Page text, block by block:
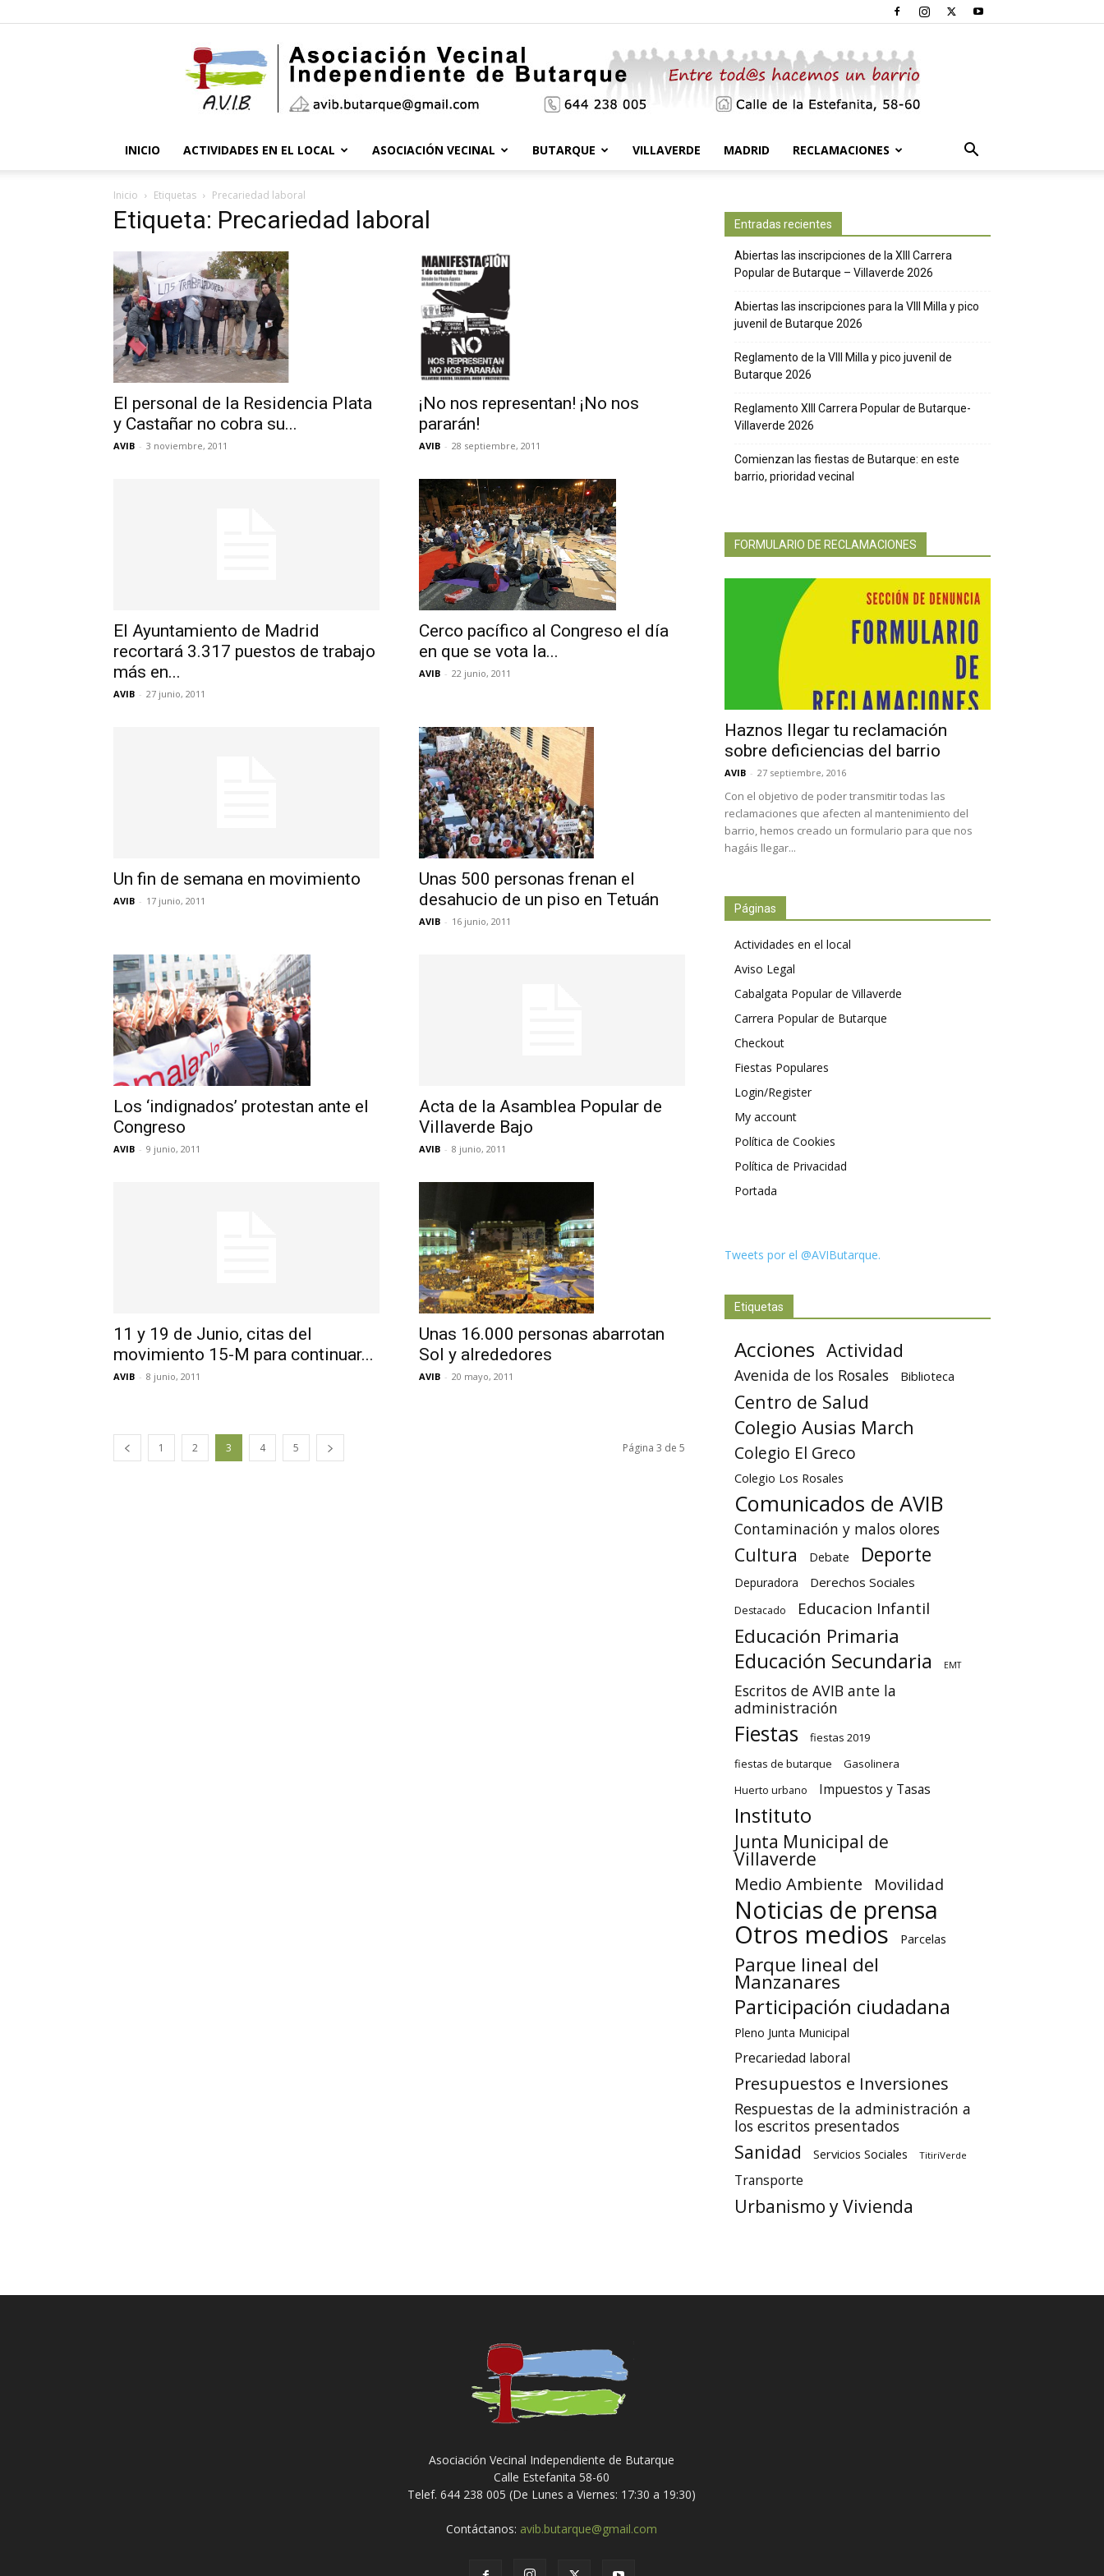
de
Butarque
INICIO ACTIVIDADES EN EL LOCAL ASOCIACIÓN VECINAL BUTARQUE VILLAVERDE MADRID RECLAMACIONES
Inicio Etiquetas Precariedad laboral
Etiqueta: Precariedad laboral
El personal de la Residencia Plata
y Castañar no cobra su...
AVIB - 3 noviembre, 2011
¡No nos representan! ¡No nos
pararán!
AVIB - 28 septiembre, 2011
El Ayuntamiento de Madrid
recortará 3.317 puestos de trabajo
más en...
AVIB - 27 junio, 2011
Cerco pacífico al Congreso el día
en que se vota la...
AVIB - 22 junio, 2011
Un fin de semana en movimiento
AVIB - 17 junio, 2011
Unas 500 personas frenan el
desahucio de un piso en Tetuán
AVIB - 16 junio, 2011
Los ‘indignados’ protestan ante el
Congreso
AVIB - 9 junio, 2011
Acta de la Asamblea Popular de
Villaverde Bajo
AVIB - 8 junio, 2011
11 y 19 de Junio, citas del
movimiento 15-M para continuar...
AVIB - 8 junio, 2011
Unas 16.000 personas abarrotan
Sol y alrededores
AVIB - 20 mayo, 2011
1 2 3 4 5 Página 3 de 5
Entradas recientes
Abiertas las inscripciones de la XIII Carrera
Popular de Butarque – Villaverde 2026
Abiertas las inscripciones para la VIII Milla y pico
juvenil de Butarque 2026
Reglamento de la VIII Milla y pico juvenil de
Butarque 2026
Reglamento XIII Carrera Popular de Butarque-
Villaverde 2026
Comienzan las fiestas de Butarque: en este
barrio, prioridad vecinal
FORMULARIO DE RECLAMACIONES
Haznos llegar tu reclamación
sobre deficiencias del barrio
AVIB - 27 septiembre, 2016
Con el objetivo de poder transmitir todas las
reclamaciones que afecten al mantenimiento del
barrio, hemos creado un formulario para que nos
hagáis llegar...
Páginas
Actividades en el local
Aviso Legal
Cabalgata Popular de Villaverde
Carrera Popular de Butarque
Checkout
Fiestas Populares
Login/Register
My account
Política de Cookies
Política de Privacidad
Portada
Tweets por el @AVIButarque.
Etiquetas
Acciones Actividad
Avenida de los Rosales Biblioteca
Centro de Salud
Colegio Ausias March
Colegio El Greco
Colegio Los Rosales
Comunicados de AVIB
Contaminación y malos olores
Cultura Debate Deporte
Depuradora Derechos Sociales
Destacado Educacion Infantil
Educación Primaria
Educación Secundaria EMT
Escritos de AVIB ante la
administración
Fiestas
fiestas 2019
fiestas de butarque
Gasolinera
Huerto urbano Impuestos y Tasas
Instituto
Junta Municipal de
Villaverde
Medio Ambiente Movilidad
Noticias de prensa
Otros medios Parcelas
Parque lineal del
Manzanares
Participación ciudadana
Pleno Junta Municipal
Precariedad laboral
Presupuestos e Inversiones
Respuestas de la administración a
los escritos presentados
Sanidad Servicios Sociales TitiriVerde
Transporte
Urbanismo y Vivienda
Asociación Vecinal Independiente de Butarque
Calle Estefanita 58-60
Telef. 644 238 005 (De Lunes a Viernes: 17:30 a 19:30)
Contáctanos: avib.butarque@gmail.com